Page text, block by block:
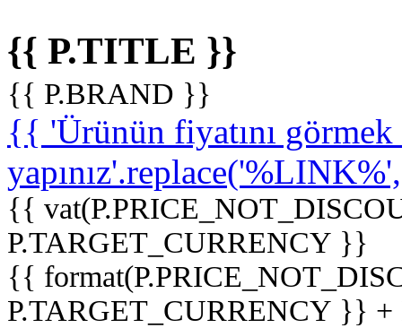
{{ P.TITLE }}
{{ P.BRAND }}
{{ 'Ürünün fiyatını
{{
P.TARGET_CURRENCY }}
{{
P.TARGET_CURRENCY }}